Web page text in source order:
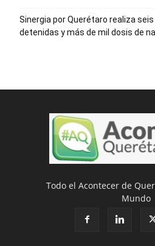
Sinergia por Querétaro realiza
detenidas y más de mil dosis de
Todo el Acontecer de
Mundo